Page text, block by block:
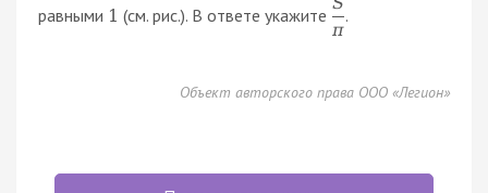
равными 1 (см. рис.). В ответе укажите
π
.
Объект авторского права ООО «Легион»